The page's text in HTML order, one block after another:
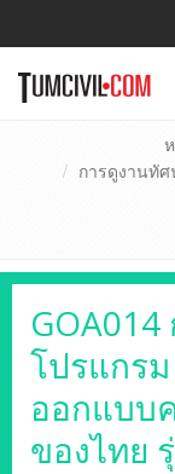
การดูงานทั
GOA014
โปรแกรม
ออกแบบ
ของไทย